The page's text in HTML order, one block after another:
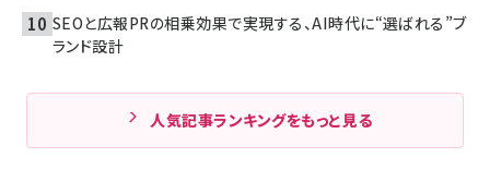
SEOと広報PRの相乗効果で実現する、AI時代に“選ばれる”ブ
ランド設計
人気記事ランキングをもっと見る